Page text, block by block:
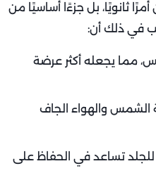
ثانويًا، بل جزءًا أساسيًا من
في ذلك أن:
مما يجعله أكثر عرضة
الشمس والهواء الجاف
للجلد تساعد في الحفاظ على